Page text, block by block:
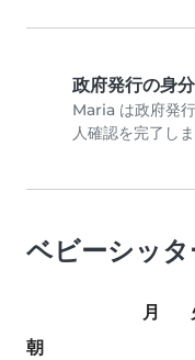
政府発行の身
Maria は政府発
人確認を完了し
ベビーシッ
月
朝